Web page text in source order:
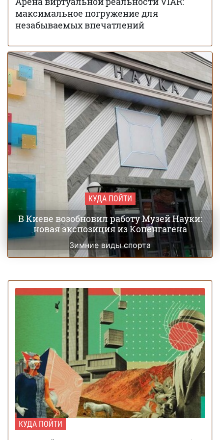
максимальное погружение для
незабываемых впечатлений
КУДА ПОЙТИ
В Киеве возобновил работу Музей Науки:
новая экспозиция из Копенгагена
Зимние виды спорта
КУДА ПОЙТИ